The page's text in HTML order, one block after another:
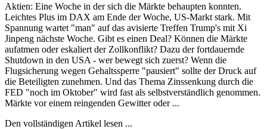
Aktien: Eine Woche in der sich die Märkte behaupten konnten.
Leichtes Plus im DAX am Ende der Woche, US-Markt stark. Mit
Spannung wartet "man" auf das avisierte Treffen Trump's mit Xi
Jinpeng nächste Woche. Gibt es einen Deal? Können die Märkte
aufatmen oder eskaliert der Zollkonflikt? Dazu der fortdauernde
Shutdown in den USA - wer bewegt sich zuerst? Wenn die
Flugsicherung wegen Gehaltssperre "pausiert" sollte der Druck auf
die Beteiligten zunehmen. Und das Thema Zinssenkung durch die
FED "noch im Oktober" wird fast als selbstverständlich genommen.
Märkte vor einem reingenden Gewitter oder ...
Den vollständigen Artikel lesen ...